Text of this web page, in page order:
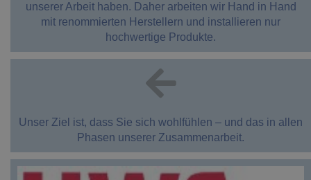
unserer Arbeit haben. Daher arbeiten wir Hand in Hand
mit renommierten Herstellern und installieren nur
hochwertige Produkte.
Unser Ziel ist, dass Sie sich wohlfühlen – und das in allen
Phasen unserer Zusammenarbeit.